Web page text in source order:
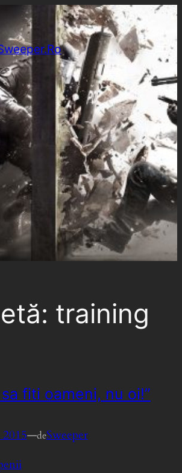
training
fiti oameni, nu oi!”
—deSweeper